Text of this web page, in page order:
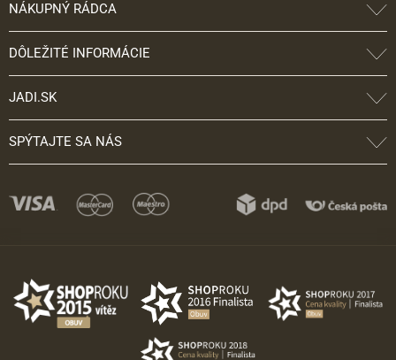
NÁKUPNÝ RÁDCA
DÔLEŽITÉ INFORMÁCIE
JADI.SK
SPÝTAJTE SA NÁS